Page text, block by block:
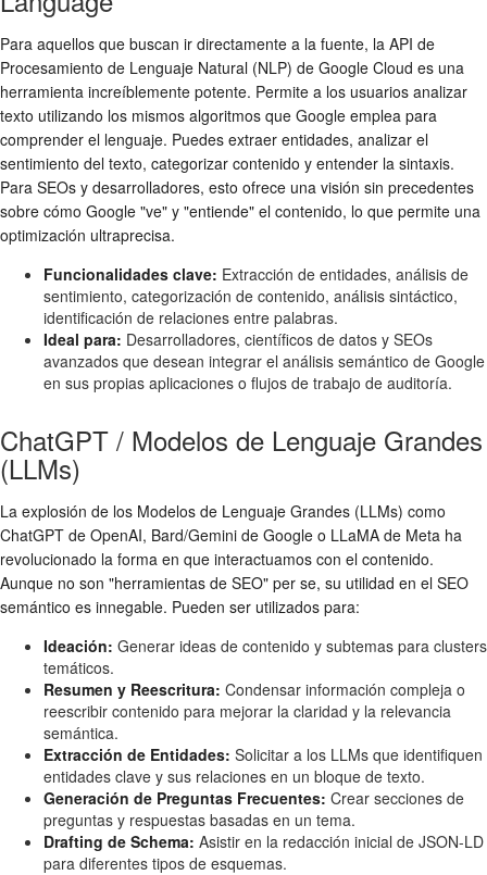
Para aquellos que buscan ir directamente a la fuente, la API de
Procesamiento de Lenguaje Natural (NLP) de Google Cloud es una
herramienta increíblemente potente. Permite a los usuarios analizar
texto utilizando los mismos algoritmos que Google emplea para
comprender el lenguaje. Puedes extraer entidades, analizar el
sentimiento del texto, categorizar contenido y entender la sintaxis.
Para SEOs y desarrolladores, esto ofrece una visión sin precedentes
sobre cómo Google "ve" y "entiende" el contenido, lo que permite una
optimización ultraprecisa.
Funcionalidades clave: Extracción de entidades, análisis de
sentimiento, categorización de contenido, análisis sintáctico,
identificación de relaciones entre palabras.
Ideal para: Desarrolladores, científicos de datos y SEOs
avanzados que desean integrar el análisis semántico de Google
en sus propias aplicaciones o flujos de trabajo de auditoría.
ChatGPT / Modelos de Lenguaje Grandes
(LLMs)
La explosión de los Modelos de Lenguaje Grandes (LLMs) como
ChatGPT de OpenAI, Bard/Gemini de Google o LLaMA de Meta ha
revolucionado la forma en que interactuamos con el contenido.
Aunque no son "herramientas de SEO" per se, su utilidad en el SEO
semántico es innegable. Pueden ser utilizados para:
Ideación: Generar ideas de contenido y subtemas para clusters
temáticos.
Resumen y Reescritura: Condensar información compleja o
reescribir contenido para mejorar la claridad y la relevancia
semántica.
Extracción de Entidades: Solicitar a los LLMs que identifiquen
entidades clave y sus relaciones en un bloque de texto.
Generación de Preguntas Frecuentes: Crear secciones de
preguntas y respuestas basadas en un tema.
Drafting de Schema: Asistir en la redacción inicial de JSON-LD
para diferentes tipos de esquemas.